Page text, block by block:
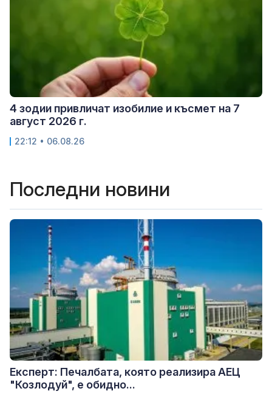
4 зодии привличат изобилие и късмет на 7
август 2026 г.
22:12 • 06.08.26
Последни новини
Експерт: Печалбата, която реализира АЕЦ
"Козлодуй", е обидно...